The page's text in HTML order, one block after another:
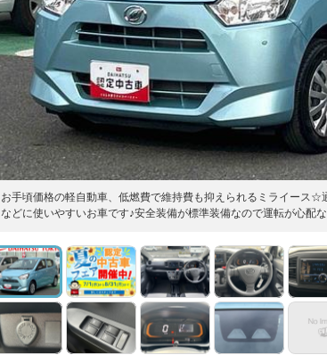
お手頃価格の軽自動車、低燃費で維持費も抑えられるミライース
などに使いやすいお車です♪安全装備が標準装備なので運転が心配